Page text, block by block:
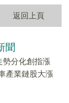
返回上頁
聞
勢分化創指漲
產業鏈股大漲